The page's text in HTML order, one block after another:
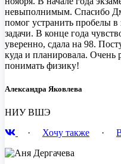
невыполнимым. Спасибо
помог устранить пробелы в
задачи. В конце года
уверенно, сдала на 98.
куда и планировала. Очень
понимать физику!
Александра Яковлева
НИУ ВШЭ
· Хочу также ·